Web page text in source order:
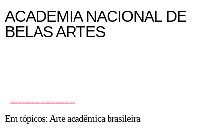
ACADEMIA NACIONAL DE
BELAS ARTES
HISTÓRIA EM TÓPICOS
Em tópicos: Arte acadêmica brasileira